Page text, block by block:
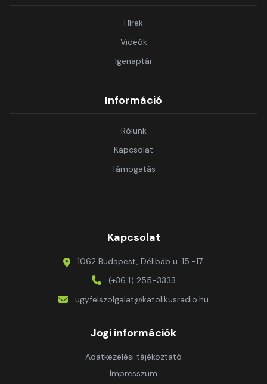
Hírek
Videók
Igenaptár
Információ
Rólunk
Kapcsolat
Támogatás
Kapcsolat
1062 Budapest, Délibáb u. 15.-17.
(+36 1) 255-3333
ugyfelszolgalat@katolikusradio.hu
Jogi információk
Adatkezelési tájékoztató
Impresszum